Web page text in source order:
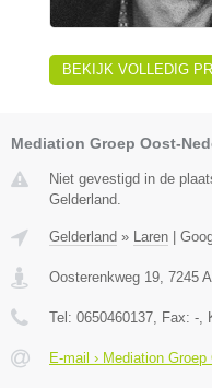
BEKIJK VOLLEDIG
Mediation Groep Oost-
Niet gevestigd in de
Gelderland.
Gelderland » Laren
Oosterenkweg 19 7245
Tel: 0650460137 , Fax: -
E-mail › Mediation Groep